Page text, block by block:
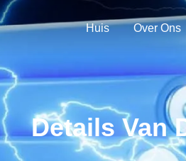
Huis Over Ons
Details Van